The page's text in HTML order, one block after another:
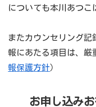
についても本川あつこ
またカウンセリング記
報にあたる項目は、厳
報保護方針）
お申し込み